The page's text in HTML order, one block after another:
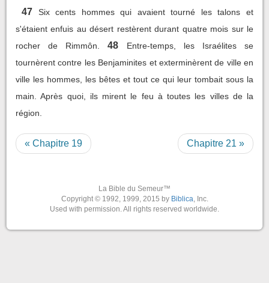
47
Six cents hommes qui avaient tourné les talons et
s'étaient enfuis au désert restèrent durant quatre mois sur le
rocher de Rimmôn.
48
Entre-temps, les Israélites se
tournèrent contre les Benjaminites et exterminèrent de ville en
ville les hommes, les bêtes et tout ce qui leur tombait sous la
main. Après quoi, ils mirent le feu à toutes les villes de la
région.
« Chapitre 19 Chapitre 21 »
La Bible du Semeur™
Copyright © 1992, 1999, 2015 by Biblica, Inc.
Used with permission. All rights reserved worldwide.